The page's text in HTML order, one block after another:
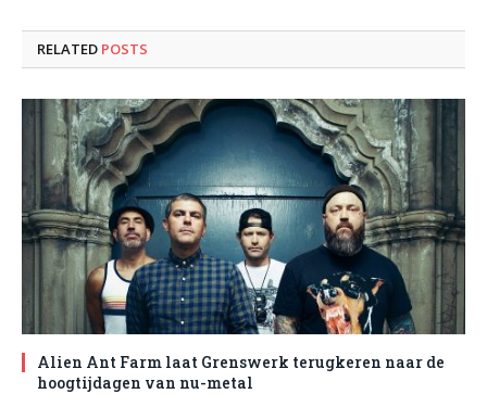
RELATED POSTS
Alien Ant Farm laat Grenswerk terugkeren naar de
hoogtijdagen van nu-metal